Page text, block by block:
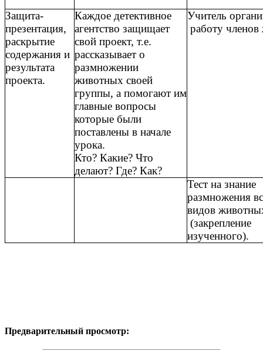
Защита-
презентация,
раскрытие
содержания и
результата
проекта.
Каждое детективное
агентство защищает
свой проект, т.е.
рассказывает о
размножении
животных своей
группы, а помогают им
главные вопросы
которые были
поставлены в начале
урока.
Кто? Какие? Что
делают? Где? Как?
Учитель
работу
Тест на знание
размножения
видов
(закрепление
изученного).
Предварительный просмотр: